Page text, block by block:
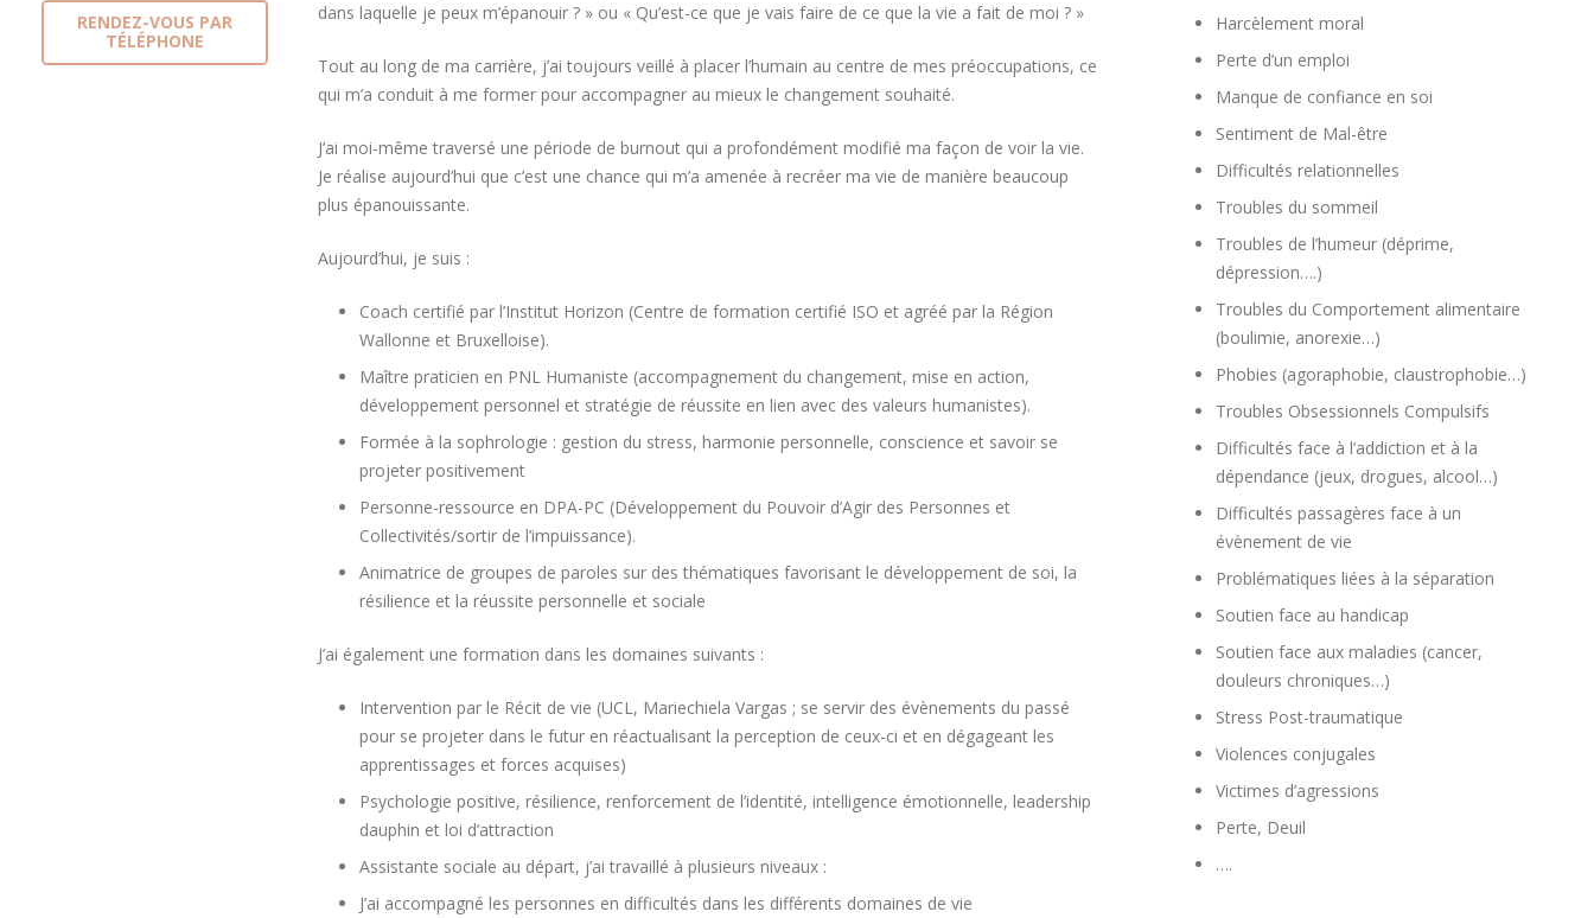
RENDEZ-VOUS PAR
TÉLÉPHONE
dans laquelle je peux m’épanouir ? » ou « Qu’est-ce que je vais faire de ce que la vie a fait de moi ? »
Tout au long de ma carrière, j’ai toujours veillé à placer l’humain au centre de mes préoccupations, ce
qui m’a conduit à me former pour accompagner au mieux le changement souhaité.
J’ai moi-même traversé une période de burnout qui a profondément modifié ma façon de voir la vie.
Je réalise aujourd’hui que c’est une chance qui m’a amenée à recréer ma vie de manière beaucoup
plus épanouissante.
Aujourd’hui, je suis :
Coach certifié par l’Institut Horizon (Centre de formation certifié ISO et agréé par la Région
Wallonne et Bruxelloise).
Maître praticien en PNL Humaniste (accompagnement du changement, mise en action,
développement personnel et stratégie de réussite en lien avec des valeurs humanistes).
Formée à la sophrologie : gestion du stress, harmonie personnelle, conscience et savoir se
projeter positivement
Personne-ressource en DPA-PC (Développement du Pouvoir d’Agir des Personnes et
Collectivités/sortir de l’impuissance).
Animatrice de groupes de paroles sur des thématiques favorisant le développement de soi, la
résilience et la réussite personnelle et sociale
J’ai également une formation dans les domaines suivants :
Intervention par le Récit de vie (UCL, Mariechiela Vargas ; se servir des évènements du passé
pour se projeter dans le futur en réactualisant la perception de ceux-ci et en dégageant les
apprentissages et forces acquises)
Psychologie positive, résilience, renforcement de l’identité, intelligence émotionnelle, leadership
dauphin et loi d’attraction
Assistante sociale au départ, j’ai travaillé à plusieurs niveaux :
J’ai accompagné les personnes en difficultés dans les différents domaines de vie
Harcèlement moral
Perte d’un emploi
Manque de confiance en soi
Sentiment de Mal-être
Difficultés relationnelles
Troubles du sommeil
Troubles de l’humeur (déprime,
dépression….)
Troubles du Comportement alimentaire
(boulimie, anorexie…)
Phobies (agoraphobie, claustrophobie…)
Troubles Obsessionnels Compulsifs
Difficultés face à l’addiction et à la
dépendance (jeux, drogues, alcool…)
Difficultés passagères face à un
évènement de vie
Problématiques liées à la séparation
Soutien face au handicap
Soutien face aux maladies (cancer,
douleurs chroniques…)
Stress Post-traumatique
Violences conjugales
Victimes d’agressions
Perte, Deuil
….